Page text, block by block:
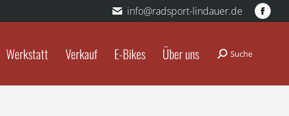
info@radsport-lindauer.de
new
Werkstatt Verkauf E-Bikes Über uns Search:
Suche